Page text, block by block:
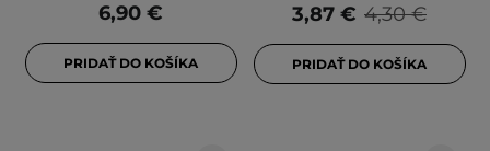
6,90 €
PRIDAŤ DO KOŠÍKA
4,30 €
3,87 €
PRIDAŤ DO KOŠÍKA